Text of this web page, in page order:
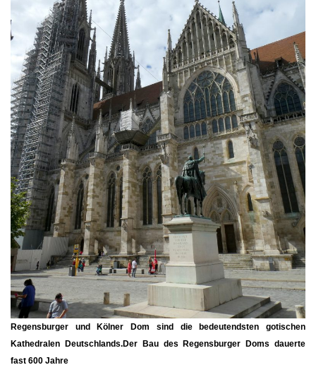
Regensburger und Kölner Dom sind die bedeutendsten gotischen
Kathedralen Deutschlands.Der Bau des Regensburger Doms dauerte
fast 600 Jahre